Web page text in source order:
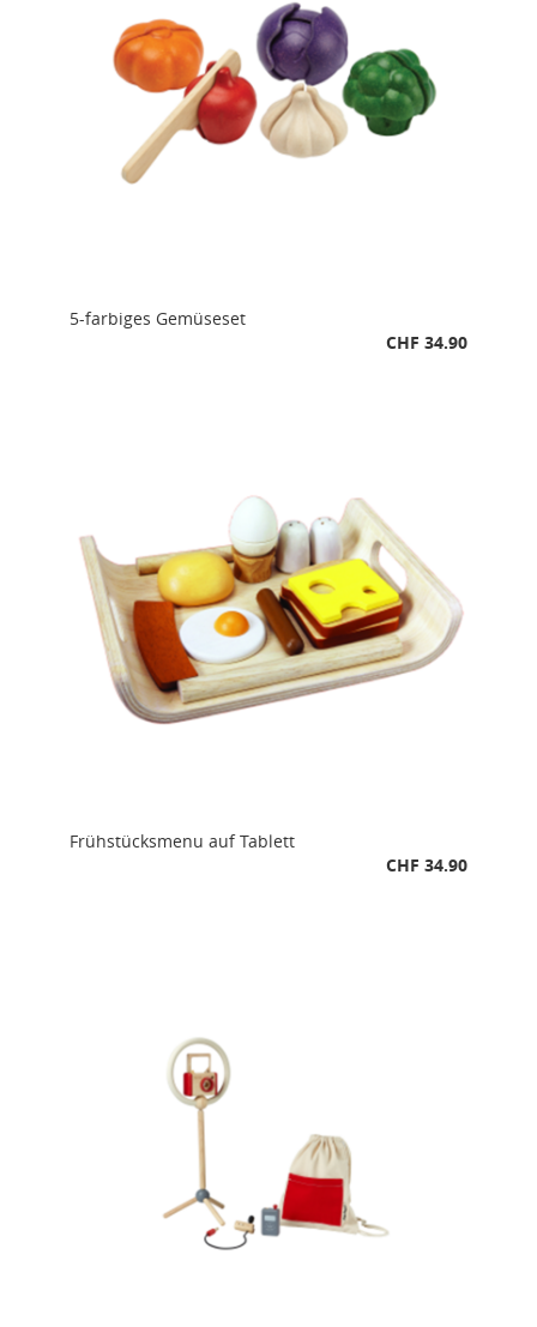
5-farbiges Gemüseset
CHF 34.90
Frühstücksmenu auf Tablett
CHF 34.90